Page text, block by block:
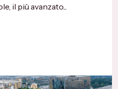
il più avanzato...